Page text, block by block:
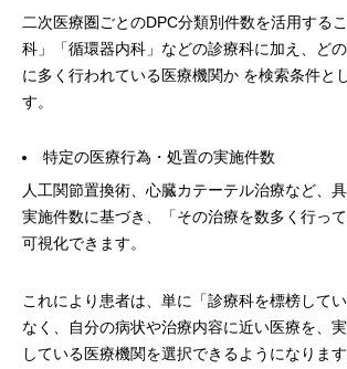
二次医療圏ごとのDPC分類別件数を活用する
科」「循環器内科」などの診療科に加え、ど
に多く行われている医療機関か を検索条件と
す。
特定の医療行為・処置の実施件数
人工関節置換術、心臓カテーテル治療など、
実施件数に基づき、「その治療を数多く行っ
可視化できます。
これにより患者は、単に「診療科を標榜して
なく、自分の病状や治療内容に近い医療を、
している医療機関を選択できるようになります